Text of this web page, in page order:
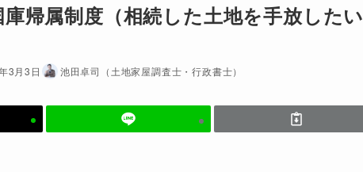
帰属制度（相続した土地を手放した
3月3日 池田卓司（土地家屋調査士・行政書士）